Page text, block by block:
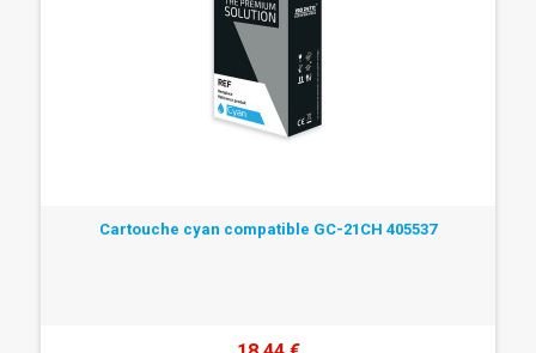
Cartouche cyan compatible GC-21CH 405537